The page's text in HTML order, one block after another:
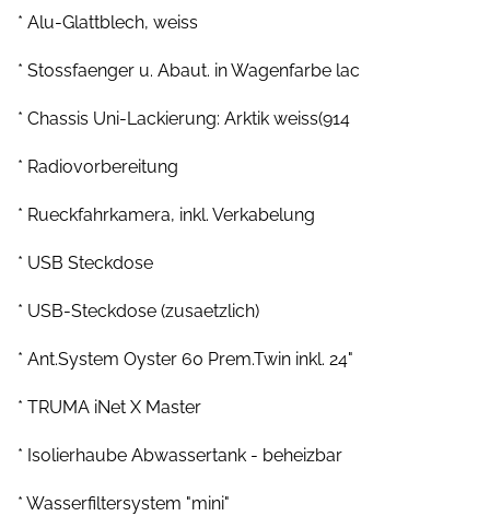
* Alu-Glattblech, weiss
* Stossfaenger u. Abaut. in Wagenfarbe lac
* Chassis Uni-Lackierung: Arktik weiss(914
* Radiovorbereitung
* Rueckfahrkamera, inkl. Verkabelung
* USB Steckdose
* USB-Steckdose (zusaetzlich)
* Ant.System Oyster 60 Prem.Twin inkl. 24"
* TRUMA iNet X Master
* Isolierhaube Abwassertank - beheizbar
* Wasserfiltersystem "mini"